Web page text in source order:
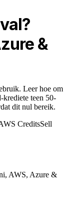
&
Leer hoe om
teen 50-
dit nul bereik.
CreditsSell
AWS, Azure &